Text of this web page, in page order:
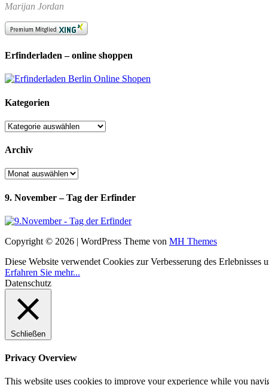
Marijan Jordan
Erfinderladen – online shoppen
Kategorien
Kategorien
Archiv
Archiv
9. November – Tag der Erfinder
Copyright © 2026 | WordPress Theme von MH Themes
Diese Website verwendet Cookies zur Verbesserung des
Erfahren Sie mehr...
Datenschutz
Schließen
Privacy Overview
This website uses cookies to improve your experience while you